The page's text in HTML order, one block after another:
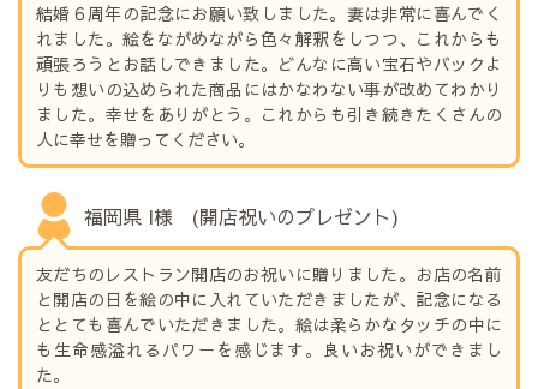
結婚６周年の記念にお願い致しました。妻は非常に喜んでく
れました。絵をながめながら色々解釈をしつつ、これからも
頑張ろうとお話しできました。どんなに高い宝石やバックよ
りも想いの込められた商品にはかなわない事が改めてわかり
ました。幸せをありがとう。これからも引き続きたくさんの
人に幸せを贈ってください。
福岡県 I様 (開店祝いのプレゼント)
友だちのレストラン開店のお祝いに贈りました。お店の名前
と開店の日を絵の中に入れていただきましたが、記念になる
ととても喜んでいただきました。絵は柔らかなタッチの中に
も生命感溢れるパワーを感じます。良いお祝いができまし
た。